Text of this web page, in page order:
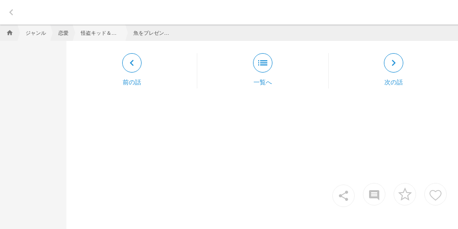
keyboard_arrow_left
home ジャンル 恋愛
keyboard_arrow_left
前の話
list
一覧へ
keyboard_arrow_right
次の話
share insert_comment